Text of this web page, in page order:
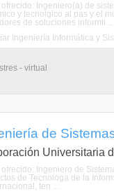
Ingeniero(a) de
y tecnolgico al pas y el
de soluciones informti ...
Ingeniería Informática y
- virtual
de
Universitaria
Ingeniero de
de Tecnologa de la
ten ...